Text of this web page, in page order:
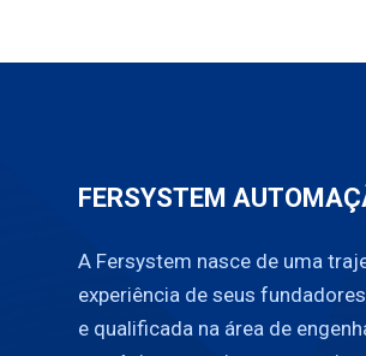
FERSYSTEM
A Fersystem nasce de uma
experiência de seus
e qualificada na área de